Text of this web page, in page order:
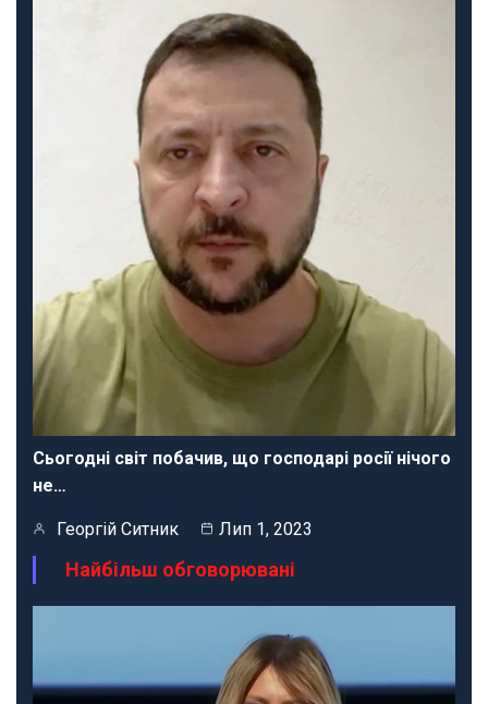
Сьогодні світ побачив, що господарі росії нічого
не…
Георгій Ситник Лип 1, 2023
Найбільш обговорювані